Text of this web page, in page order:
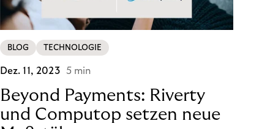
BLOG TECHNOLOGIE
Dez. 11, 2023 5 min
Beyond Payments: Riverty
und Computop setzen neue